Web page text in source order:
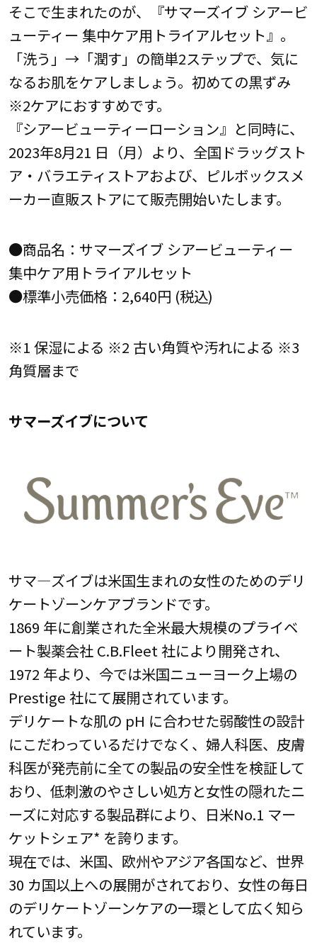
そこで生まれたのが、『サマーズイブ シアービ
ューティー 集中ケア用トライアルセット』。
「洗う」→「潤す」の簡単2ステップで、気に
なるお肌をケアしましょう。初めての黒ずみ
※2ケアにおすすめです。
『シアービューティーローション』と同時に、
2023年8月21 日（月）より、全国ドラッグスト
ア・バラエティストアおよび、ピルボックスメ
ーカー直販ストアにて販売開始いたします。
●商品名：サマーズイブ シアービューティー
集中ケア用トライアルセット
●標準小売価格：2,640円 (税込)
※1 保湿による ※2 古い角質や汚れによる ※3
角質層まで
サマーズイブについて
サマ―ズイブは米国生まれの女性のためのデリ
ケートゾーンケアブランドです。
1869 年に創業された全米最大規模のプライベ
ート製薬会社 C.B.Fleet 社により開発され、
1972 年より、今では米国ニューヨーク上場の
Prestige 社にて展開されています。
デリケートな肌の pH に合わせた弱酸性の設計
にこだわっているだけでなく、婦人科医、皮膚
科医が発売前に全ての製品の安全性を検証して
おり、低刺激のやさしい処方と女性の隠れたニ
ーズに対応する製品群により、日米No.1 マー
ケットシェア* を誇ります。
現在では、米国、欧州やアジア各国など、世界
30 カ国以上への展開がされており、女性の毎日
のデリケートゾーンケアの一環として広く知ら
れています。